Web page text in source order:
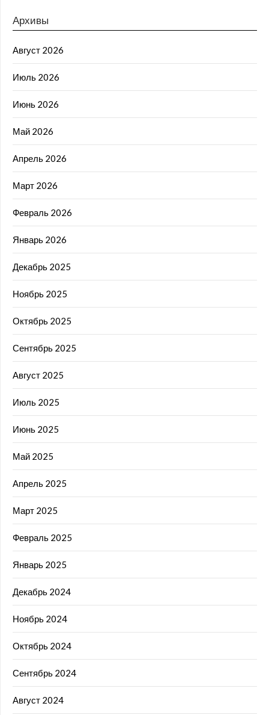
Архивы
Август 2026
Июль 2026
Июнь 2026
Май 2026
Апрель 2026
Март 2026
Февраль 2026
Январь 2026
Декабрь 2025
Ноябрь 2025
Октябрь 2025
Сентябрь 2025
Август 2025
Июль 2025
Июнь 2025
Май 2025
Апрель 2025
Март 2025
Февраль 2025
Январь 2025
Декабрь 2024
Ноябрь 2024
Октябрь 2024
Сентябрь 2024
Август 2024